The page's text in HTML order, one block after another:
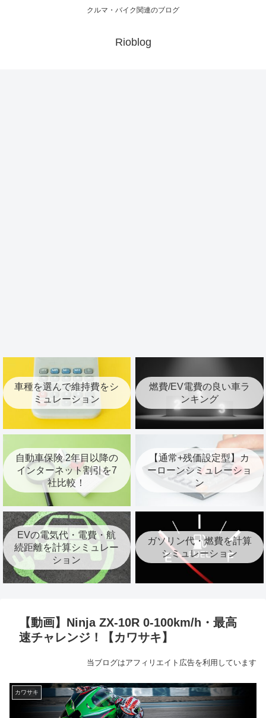
クルマ・バイク関連のブログ
Rioblog
車種を選んで維持費をシ
ミュレーション
燃費/EV電費の良い車ラ
ンキング
自動車保険 2年目以降の
インターネット割引を7
社比較！
【通常+残価設定型】カ
ーローンシミュレーショ
ン
EVの電気代・電費・航
続距離を計算シミュレー
ション
ガソリン代・燃費を計算
シミュレーション
【動画】Ninja ZX-10R 0-100km/h・最高
速チャレンジ！【カワサキ】
当ブログはアフィリエイト広告を利用しています
カワサキ